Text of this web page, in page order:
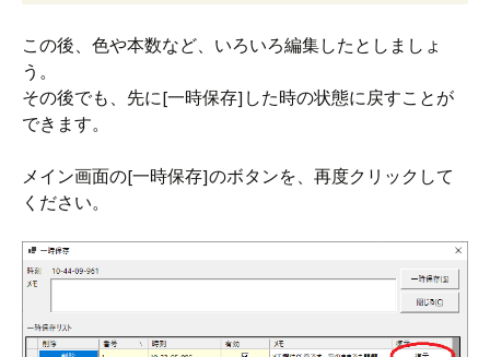
この後、色や本数など、いろいろ編集したとしましょ
う。
その後でも、先に[一時保存]した時の状態に戻すことが
できます。
メイン画面の[一時保存]のボタンを、再度クリックして
ください。